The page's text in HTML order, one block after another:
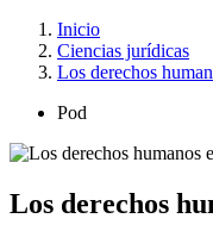
Inicio
Ciencias jurídicas
Los derechos
Pod
Los derechos